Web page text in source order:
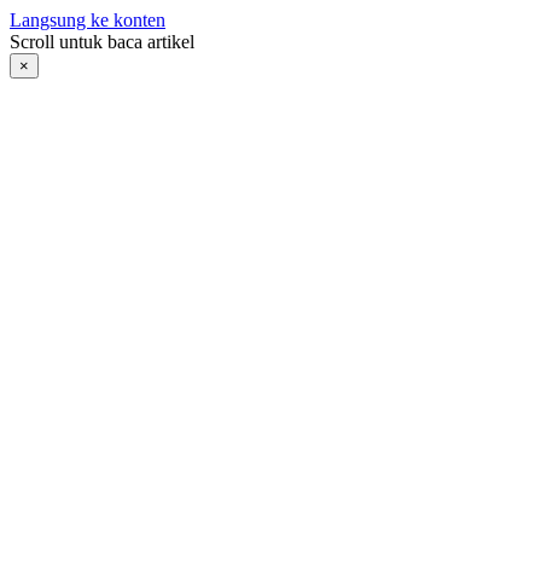
Langsung ke konten
Scroll untuk baca artikel
×